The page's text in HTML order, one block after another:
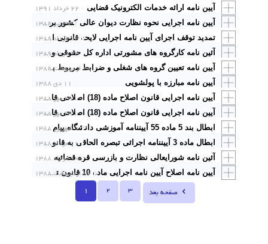
۲۲ خرداد ۱۳۹۱ آیین نامه ارائه خدمات الکترونیک قضایی
۳۰ تیر ۱۳۸۹ آیین نامه اجرایی نحوه نظارت دیوان عالی کشور بر اجرای صحیح قوانین در محاکم
۲۳ خرداد ۱۳۸۹ تمدید توقف اجرای آیین نامه اجرایی لایحه قانونی استقلال کانون وکلای دادگستری مصوب 27/3/1388
۲۳ خرداد ۱۳۸۹ آئین نامه کارگروه های مشورتی اداره کل حقوقی و اسناد و مترجمین
۲۰ اردیبهشت ۱۳۸۹ آیین نامه تعیین گروه های شغلی و ضوابط مربوط به ارتقاء گروه و تغییر مقام قضات
۱۱ دی ۱۳۸۸ آیین نامه مبارزه با پولشویی
۲۹ مهر ۱۳۸۸ آیین نامه اجرایی قانون اصلاح ماده (18) اصلاحی قانون تشکیل دادگاههای عمومی و انقلاب، مصوب 24/10/1385
۲۹ مهر ۱۳۸۸ آیین نامه اجرایی قانون اصلاح ماده (18) اصلاحی قانون تشکیل دادگاههای عمومی و انقلاب، مصوب 24/10/1385
۱ شهریور ۱۳۸۸ ابطال بند 5 ماده 55 آیین‎نامه آموزشی دانشگاه پیام نور مصوب 18/7/1380 و اصلاحات مورخ 11/2/1381 شورای دانشگاه پیام نور.
۱۱ مرداد ۱۳۸۸ ابطال ماده 3 آیین‎نامه اجرائی تبصره الحاقی به قانون ایجاد تسهیلات برای ورود رزمندگان و جهادگران بسیجی به دانشگاهها و موسسات آموزش عالی مصوبه 1377
۱۰ خرداد ۱۳۸۸
آئین نامه شورایعالی نظارت و بازرسی قوه قضائیه
۱۶ اردیبهشت ۱۳۸۸ آیین نامه اصلاح آیین نامه اجرایی ماده 10 قانون تشکیل صندوق حمایت وکلا و کارگشایان دادگستری مصوب 29 دی ماه 1355
1 2 3 صفحه بعد